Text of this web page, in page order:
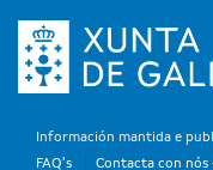
Información mantida e
FAQ's
Contacta con nós